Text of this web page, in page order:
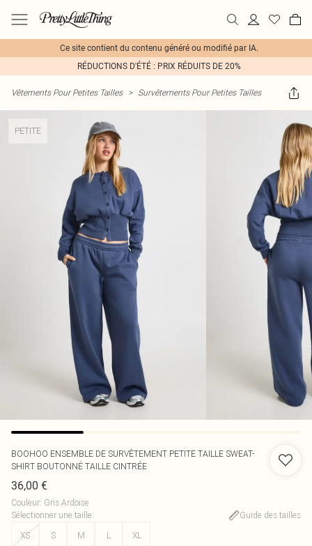
Ce site contient du contenu généré ou modifié par IA.
RÉDUCTIONS D'ÉTÉ : PRIX RÉDUITS DE 20%
Vêtements Pour Petites Tailles > Survêtements Pour Petites Tailles
PETITE
BOOHOO ENSEMBLE DE SURVÊTEMENT PETITE TAILLE SWEAT-
SHIRT BOUTONNÉ TAILLE CINTRÉE
36,00 €
Couleur: Gris Ardoise
Sélectionner une taille:
Guide des tailles
XS
S M L XL